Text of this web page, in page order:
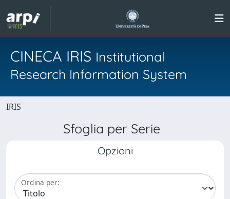
CINECA IRIS Institutional
Research Information System
IRIS
Sfoglia per Serie
Opzioni
Ordina per: